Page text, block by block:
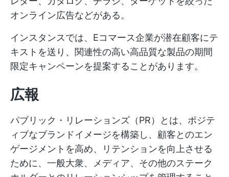
オンライン広告などがある。
インスタンスでは、Eコマース企業が潜在顧客にテ
キストを送り、関連性の高い高品質な製品の期間
限定キャンペーンを提案することがあります。
広報
パブリック・リレーションズ（PR）とは、ポジテ
ィブなブランドイメージを構築し、顧客とのエン
ゲージメントを高め、リテンションを向上させる
ために、一般大衆、メディア、その他のステーク